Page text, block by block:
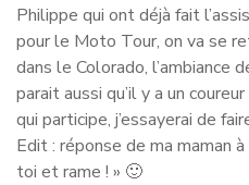
Philippe qui ont déjà fait
pour le Moto Tour, on va se
dans le Colorado, l’ambiance
parait aussi qu’il y a un
qui participe, j’essayerai de
Edit : réponse de ma maman
toi et rame ! » 🙂